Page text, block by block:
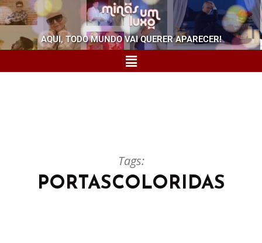
AQUI, TODO MUNDO VAI QUERER APARECER!
Tags:
PORTASCOLORIDAS